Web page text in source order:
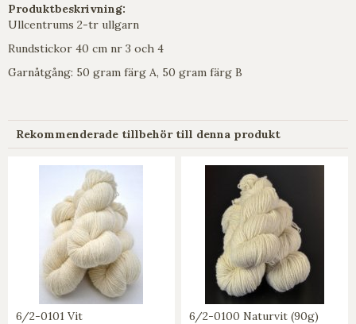
Produktbeskrivning:
Ullcentrums 2-tr ullgarn
Rundstickor 40 cm nr 3 och 4
Garnåtgång: 50 gram färg A, 50 gram färg B
Rekommenderade tillbehör till denna produkt
6/2-0101 Vit 6/2-0100 Naturvit (90g)